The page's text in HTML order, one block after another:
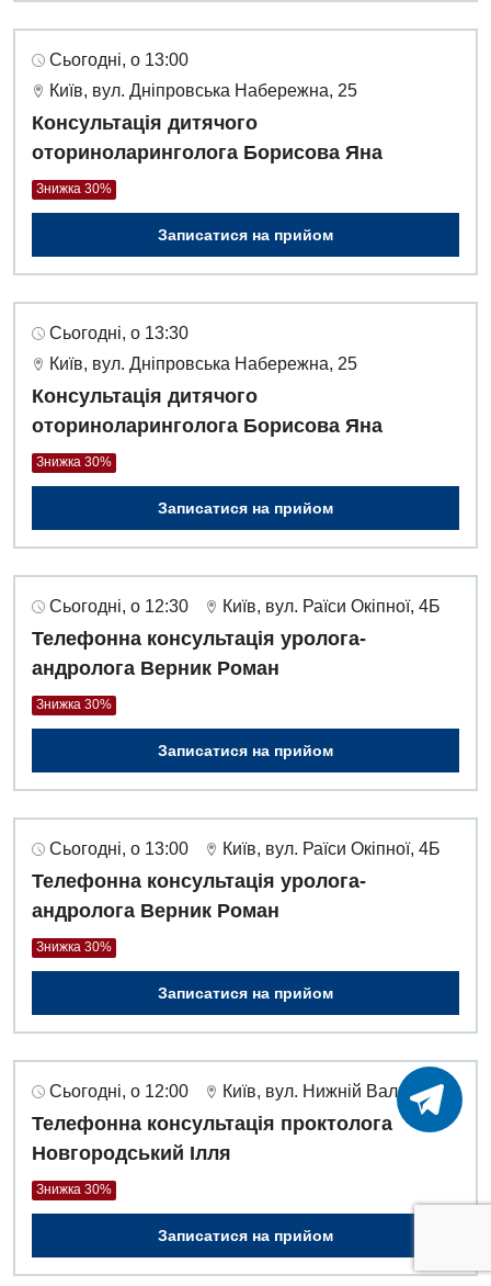
Сьогодні, о 13:00
Київ, вул. Дніпровська Набережна, 25
Консультація дитячого
оториноларинголога Борисова Яна
Знижка 30%
Записатися на прийом
Сьогодні, о 13:30
Київ, вул. Дніпровська Набережна, 25
Консультація дитячого
оториноларинголога Борисова Яна
Знижка 30%
Записатися на прийом
Сьогодні, о 12:30 Київ, вул. Раїси Окіпної, 4Б
Телефонна консультація уролога-
андролога Верник Роман
Знижка 30%
Записатися на прийом
Сьогодні, о 13:00 Київ, вул. Раїси Окіпної, 4Б
Телефонна консультація уролога-
андролога Верник Роман
Знижка 30%
Записатися на прийом
Сьогодні, о 12:00 Київ, вул. Нижній Вал, 49А
Телефонна консультація проктолога
Новгородський Ілля
Знижка 30%
Записатися на прийом